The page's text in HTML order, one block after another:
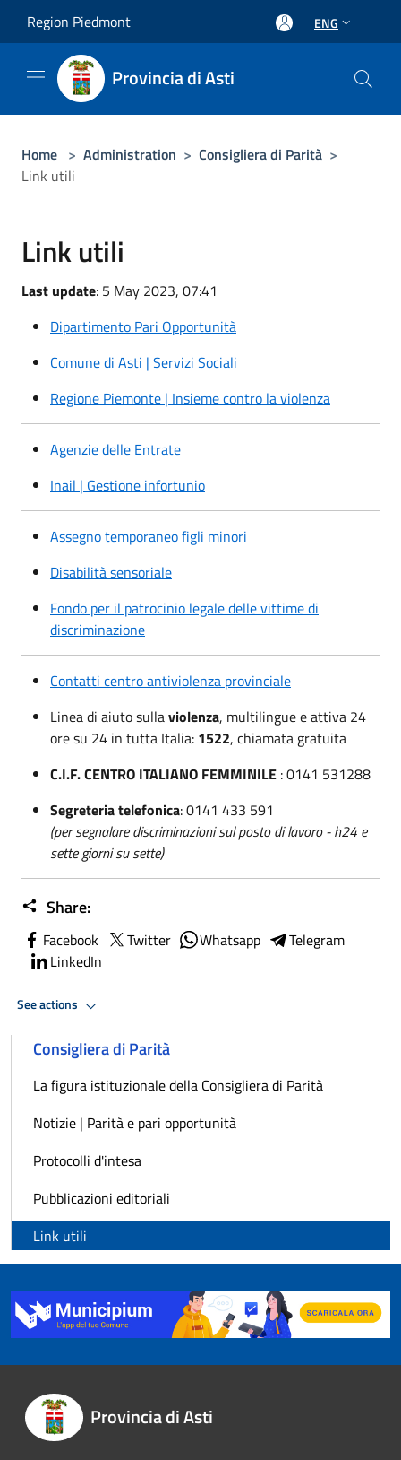
Region Piedmont ENG
Provincia di Asti
Home > Administration > Consigliera di Parità >
Link utili
Link utili
Last update: 5 May 2023, 07:41
Dipartimento Pari Opportunità
Comune di Asti | Servizi Sociali
Regione Piemonte | Insieme contro la violenza
Agenzie delle Entrate
Inail | Gestione infortunio
Assegno temporaneo figli minori
Disabilità sensoriale
Fondo per il patrocinio legale delle vittime di
discriminazione
Contatti centro antiviolenza provinciale
Linea di aiuto sullaviolenza, multilingue e attiva 24
ore su 24 in tutta Italia: 1522, chiamata gratuita
C.I.F. CENTRO ITALIANO FEMMINILE : 0141 531288
Segreteria telefonica:0141 433 591
(per segnalare discriminazioni sul posto di lavoro - h24 e
sette giorni su sette)
Share:
Facebook Twitter Whatsapp
Telegram
LinkedIn
See actions
Consigliera di Parità
La figura istituzionale della Consigliera di Parità
Notizie | Parità e pari opportunità
Protocolli d'intesa
Pubblicazioni editoriali
Link utili
Provincia di Asti